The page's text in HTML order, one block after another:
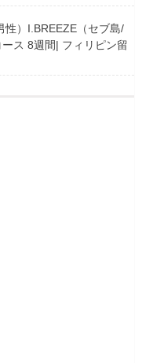
）I.BREEZE（セブ島/
ス 8週間| フィリピン留